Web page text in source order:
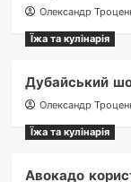
Олександр
Їжа та кулінарія
Дубайський
Олександр
Їжа та кулінарія
Авокадо